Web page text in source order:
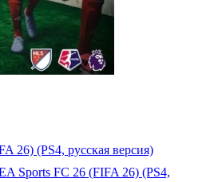
26) (PS4, русская версия)
Sports FC 26 (FIFA 26) (PS4,